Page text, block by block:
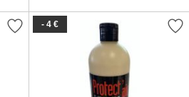
- 4 €